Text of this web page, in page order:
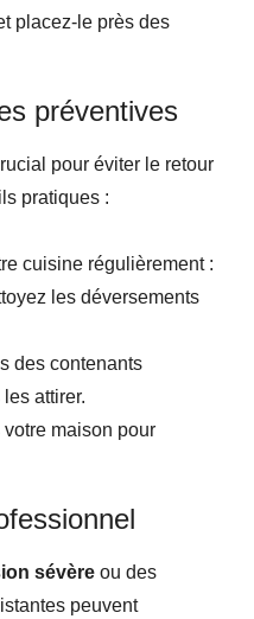
placez-le près des
préventives
pour éviter le retour
pratiques :
cuisine régulièrement :
les déversements
des contenants
attirer.
maison pour
sévère ou des
peuvent